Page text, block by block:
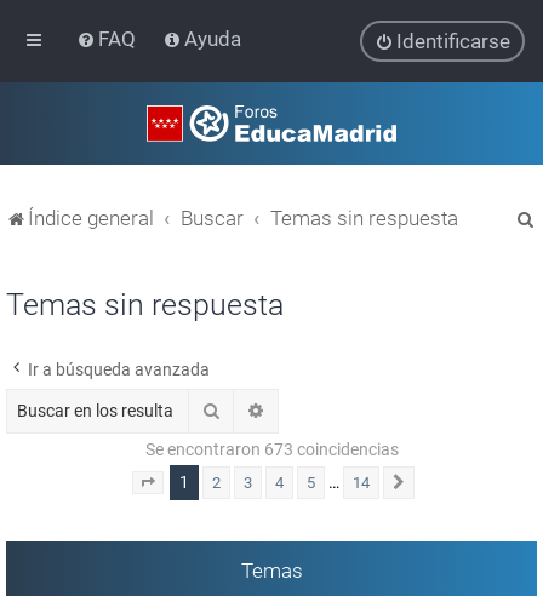
FAQ Ayuda Identificarse
Índice general Buscar Temas sin respuesta
Temas sin respuesta
Ir a búsqueda avanzada
Buscar
Se encontraron 673 coincidencias
Página 1de 14
1 2 3 4 5 … 14
Temas